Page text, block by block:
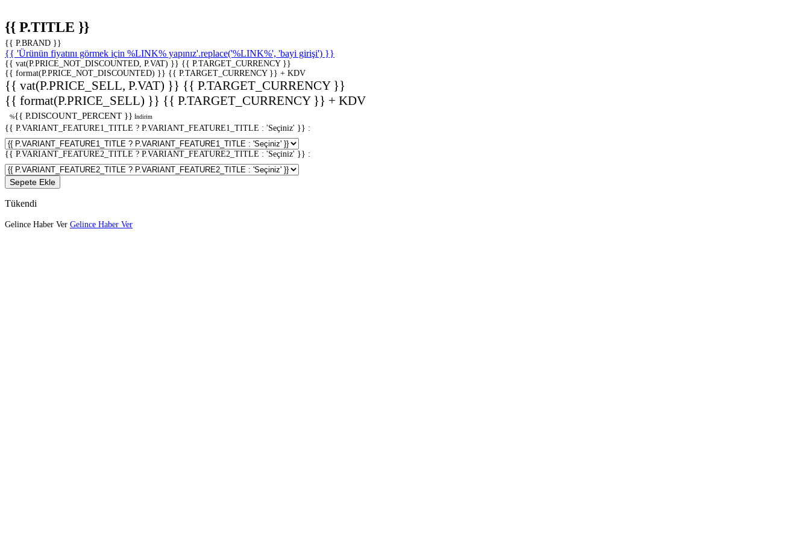
{{ P.TITLE }}
{{ P.BRAND }}
{{ 'Ürünün fiyatını görmek için %LINK% yapınız'.replace('%LINK%', 'bayi girişi') }}
{{ vat(P.PRICE_NOT_DISCOUNTED, P.VAT) }} {{ P.TARGET_CURRENCY }}
{{ format(P.PRICE_NOT_DISCOUNTED) }} {{ P.TARGET_CURRENCY }} + KDV
{{ vat(P.PRICE_SELL, P.VAT) }} {{ P.TARGET_CURRENCY }}
{{ format(P.PRICE_SELL) }} {{ P.TARGET_CURRENCY }} + KDV
%{{ P.DISCOUNT_PERCENT }} İndirim
{{ P.VARIANT_FEATURE1_TITLE ? P.VARIANT_FEATURE1_TITLE : 'Seçiniz' }} :
{{ P.VARIANT_FEATURE2_TITLE ? P.VARIANT_FEATURE2_TITLE : 'Seçiniz' }} :
Sepete Ekle
Tükendi
Gelince Haber Ver Gelince Haber Ver